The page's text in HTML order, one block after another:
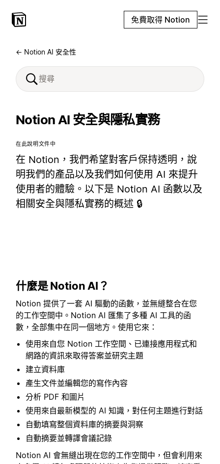
免費取得 Notion
← Notion AI 安全性
Notion AI 安全與隱私實務
在此說明文件中
在 Notion，我們希望對客戶保持透明，說
明我們的產品以及我們如何使用 AI 來提升
使用者的體驗。以下是 Notion AI 函數以及
相關安全與隱私實務的概述 🔒
什麼是 Notion AI？
Notion 提供了一套 AI 驅動的函數，並無縫整合在您
的工作空間中。Notion AI 匯集了多種 AI 工具的函
數，全部集中在同一個地方。使用它來：
使用來自您 Notion 工作空間、已連接應用程式和
網路的資訊來取得答案並研究主題
建立資料庫
產生文件並編輯您的寫作內容
分析 PDF 和圖片
使用來自最新模型的 AI 知識，對任何主題進行對話
自動填寫整個資料庫的摘要與洞察
自動摘要並轉譯會議記錄
Notion AI 會無縫出現在您的工作空間中，但會利用來